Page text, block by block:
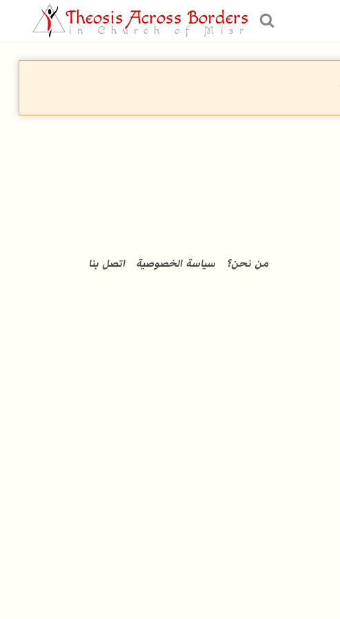
Theosis Across Borders
in Church of Misr
من نحن؟ سياسة الخصوصية اتصل بنا